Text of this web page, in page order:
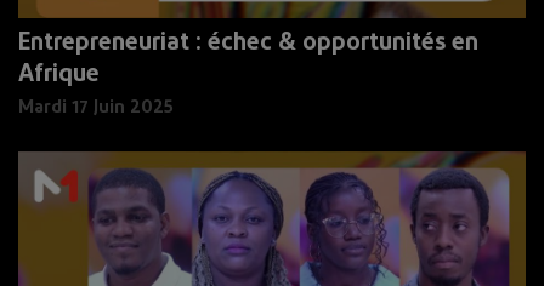
Entrepreneuriat : échec & opportunités en
Afrique
Mardi 17 Juin 2025